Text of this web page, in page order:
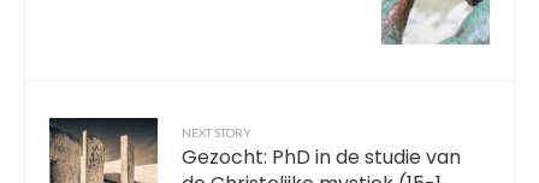
NEXT STORY
Gezocht: PhD in de studie van